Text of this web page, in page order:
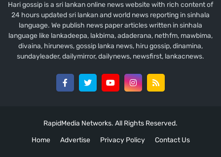
Hari gossip is a sri lankan online news website with rich content of
24 hours updated sri lankan and world news reporting in sinhala
language. We publish news paper articles written in sinhala
language like lankadeepa, lakbima, adaderana, nethfm, mawbima,
divaina, hirunews, gossip lanka news, hiru gossip, dinamina,
sundayleader, dailymirror, dailynews, newsfirst, lankacnews.
RapidMedia Networks. All Rights Reserved.
Home
Advertise Privacy Policy Contact Us